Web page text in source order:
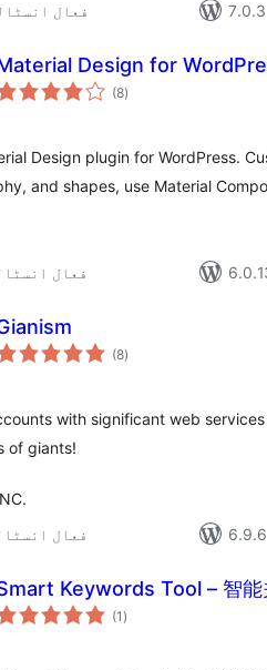
800+ فعال
Design for
(8مجموعی
درجہ
)
Design plugin for WordPress.
and shapes, use Material
700+ فعال
(8مجموعی
درجہ
)
with significant web
of giants!
700+ فعال
Keywords Tool – 智能
(1 مجموعی
درجہ
)